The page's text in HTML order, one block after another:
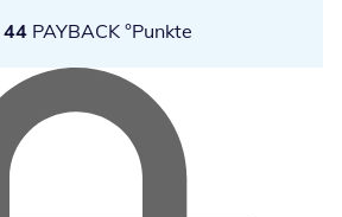
44 PAYBACK °Punkte